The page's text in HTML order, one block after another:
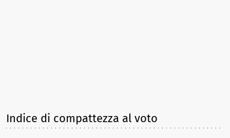
Indice di compattezza al voto